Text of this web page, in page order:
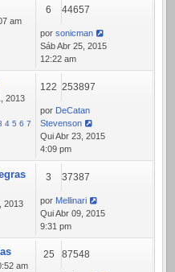
am
6 44657
por sonicman
Sáb Abr 25, 2015
12:22 am
2013
4 5 6 7
122 253897
por DeCatan
Stevenson
Qui Abr 23, 2015
4:09 pm
2013
3 37387
por Mellinari
Qui Abr 09, 2015
9:31 pm
am
25 87548